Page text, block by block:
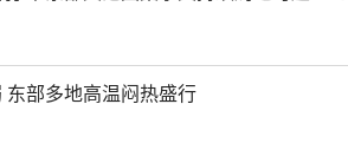
部多地高温闷热盛行